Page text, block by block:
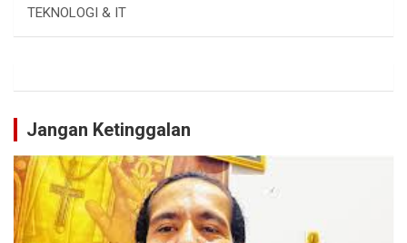
TEKNOLOGI & IT
Jangan Ketinggalan